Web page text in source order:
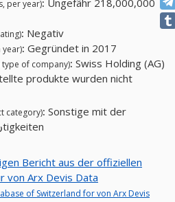
per year): Ungefähr 218,000,000
: Negativ
: Gegründet in 2017
type of company): Swiss Holding (AG)
produkte wurden nicht
category): Sonstige mit der
Informatik verbundene Tنtigkeiten
Bericht aus der offiziellen
von Arx Devis Data
of Switzerland for von Arx Devis